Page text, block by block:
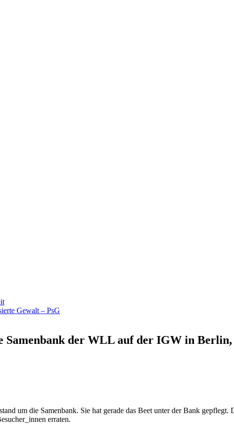
Gewalt – PsG
der WLL auf der IGW in Berlin,
um die Samenbank. Sie hat gerade das Beet unter der Bank
erraten.